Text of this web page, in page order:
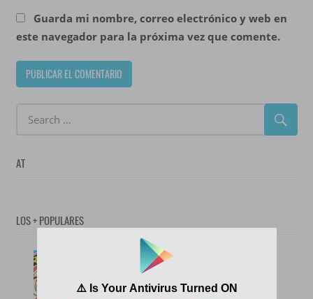
Guarda mi nombre, correo electrónico y web en
este navegador para la próxima vez que comente.
AT
LOS + POPULARES